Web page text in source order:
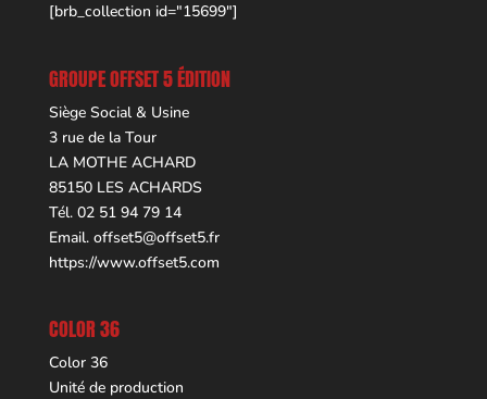
[brb_collection id="15699"]
GROUPE OFFSET 5 ÉDITION
Siège Social & Usine
3 rue de la Tour
LA MOTHE ACHARD
85150 LES ACHARDS
Tél. 02 51 94 79 14
Email. offset5@offset5.fr
https://www.offset5.com
COLOR 36
Color 36
Unité de production